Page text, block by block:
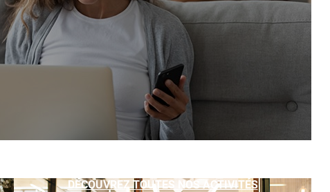
DÉCOUVREZ TOUTES NOS ACTIVITÉS